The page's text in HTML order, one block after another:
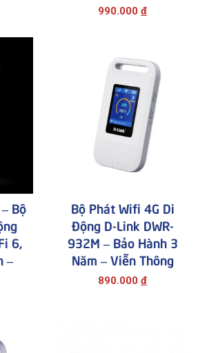
990.000 đ
Bộ
6,
–
Bộ Phát Wifi 4G Di
Động D-Link DWR-
932M – Bảo Hành 3
Năm – Viễn Thông
890.000 đ